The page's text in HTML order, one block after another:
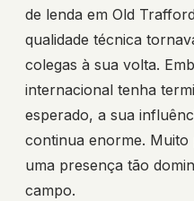
de lenda em Old
qualidade técnica
colegas à sua volta.
internacional tenha
esperado, a sua
continua enorme. Muito
uma presença tão
campo.